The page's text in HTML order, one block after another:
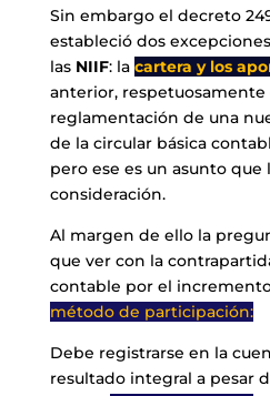
Sin embargo el decreto
estableció dos
lasNIIF: la cartera y los
anterior,
reglamentación de una
de la circular básica
pero ese es un asunto que
consideración.
Al margen de ello la
que ver con la
contable por el
método de participación:
Debe registrarse en la
resultado integral a pesar